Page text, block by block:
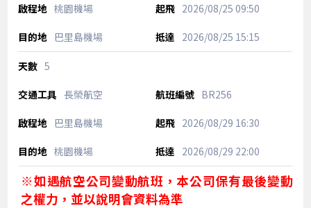
桃園機場 2026/08/25 09:50
巴里島機場 2026/08/25 15:15
5
長榮航空 BR256
巴里島機場 2026/08/29 16:30
桃園機場 2026/08/29 22:00
※如遇航空公司變動航班，本公司保有最後變動
之權力，並以說明會資料為準